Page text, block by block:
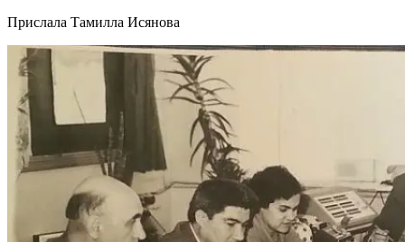
Прислала Тамилла Исянова